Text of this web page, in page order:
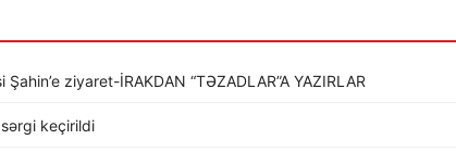
ziyaret-İRAKDAN “TƏZADLAR”A YAZIRLAR
keçirildi